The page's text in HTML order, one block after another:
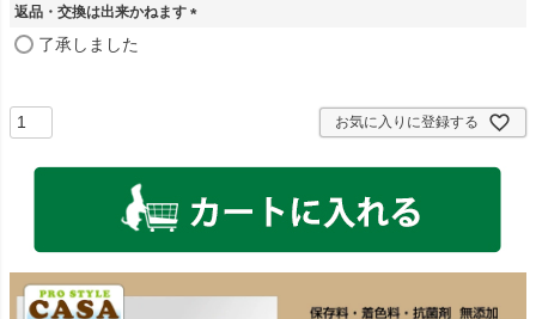
返品・交換は出来かねます
了承しました
お気に入りに登録する